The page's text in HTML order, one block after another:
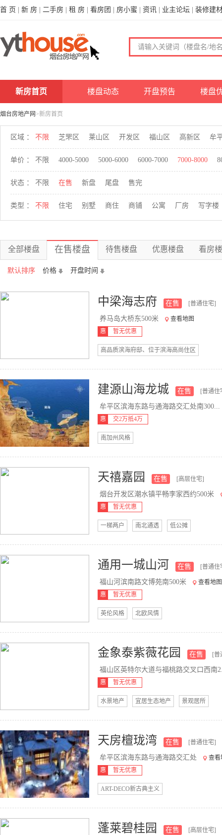
首 页 新 房 二手房 租 房 看房团 房小蜜 资讯 业主论坛 装修建
新房首页 楼盘动态 开盘预告 楼盘
烟台房地产网 >新房首页
区域 ： 不限 芝罘区 莱山区 开发区 福山区 高新区 牟
单价 ： 不限 4000-5000 5000-6000 6000-7000 7000-8000
状态 ： 不限 在售 新盘 尾盘 售完
类型 ： 不限 住宅 别墅 商住 商铺 公寓 厂房 写字楼
全部楼盘 在售楼盘 待售楼盘 优惠楼盘 看房
默认排序 价格 开盘时间
中梁海志府 在售 [普通住宅]
养马岛大桥东500米
查看地图
惠
暂无优惠
高品质滨海府邸、位于滨海高尚住区
建源山海龙城 在售 [普通住
牟平区滨海东路与通海路交汇处南300...
惠 交2万抵4万
南加州风格
天禧嘉园 在售 [高层住宅]
烟台开发区潮水镇平畅李家西约500米
惠 暂无优惠
一梯两户 南北通透 低公摊
通用一城山河 在售 [普通住
福山河滨南路文博苑南500米
查看地图
惠
暂无优惠
英伦风格 北欧风情
金象泰紫薇花园 在售 [普
福山区英特尔大道与福桃路交叉口西南
惠 暂无优惠
水景地产 宜居生态地产 景观居所
天房檀珑湾 在售 [普通住宅]
牟平区滨海东路与通海路交汇处
查看
惠
暂无优惠
ART-DECO新古典主义
蓬莱碧桂园 在售 [高层住宅]